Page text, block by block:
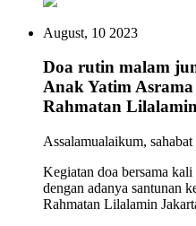
August, 10 2023
Doa rutin malam
Anak Yatim
Rahmatan
Assalamualaikum,
Kegiatan doa bersama
dengan adanya santunan
Rahmatan Lilalamin